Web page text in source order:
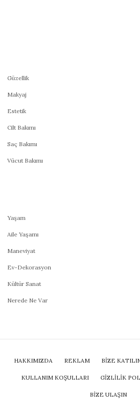
Güzellik
Makyaj
Estetik
Cilt Bakımı
Saç Bakımı
Vücut Bakımı
Yaşam
Aile Yaşamı
Maneviyat
Ev-Dekorasyon
Kültür Sanat
Nerede Ne Var
HAKKIMIZDA REKLAM BİZE
KULLANIM KOŞULLARI GIZLILIK
BIZE ULAŞIN